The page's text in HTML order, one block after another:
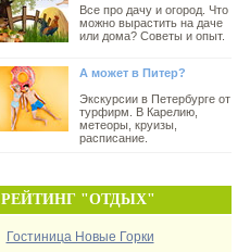
Все про дачу и огород. Что
можно вырастить на даче
или дома? Советы и опыт.
А может в Питер?
Экскурсии в Петербурге от
турфирм. В Карелию,
метеоры, круизы,
расписание.
РЕЙТИНГ "ОТДЫХ"
Гостиница Новые Горки